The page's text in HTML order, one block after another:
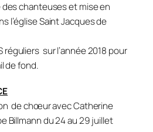
chanteuses et mise en
l’église Saint Jacques de
réguliers sur l’année 2018 pour
de fond.
de chœur avec Catherine
Billmann du 24 au 29 juillet